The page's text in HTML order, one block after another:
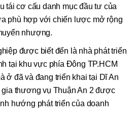
tái cơ cấu danh mục đầu tư của
phù hợp với chiến lược mở rộng
nhượng.
được biết đến là nhà phát triển
tại khu vực phía Đông TP.HCM
ở đã và đang triển khai tại Dĩ An
gia thương vụ Thuận An 2 được
hướng phát triển của doanh